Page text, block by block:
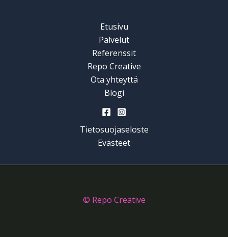
Etusivu
Palvelut
Referenssit
Repo Creative
Ota yhteyttä
Blogi
Tietosuojaseloste
Evästeet
© Repo Creative